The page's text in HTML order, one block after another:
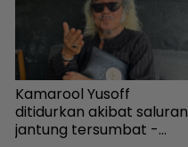
Kamarool Yusoff
ditidurkan akibat saluran
jantung tersumbat -